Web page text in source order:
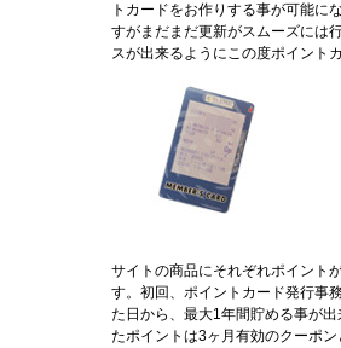
トカードをお作りする事が可能に
すがまだまだ更新がスムーズには
スが出来るようにこの度ポイント
サイトの商品にそれぞれポイント
す。初回、ポイントカード発行事
た日から、最大1年間貯める事が
たポイントは3ヶ月有効のクーポ